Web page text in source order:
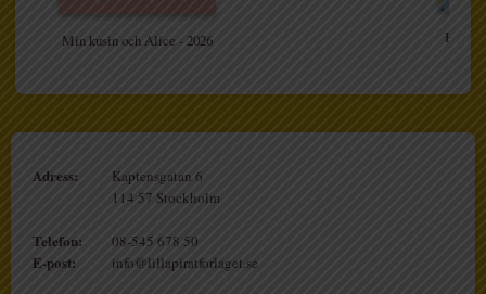
Min kusin och Alice - 2026
Adress:
Kaptensgatan 6
114 57 Stockholm
Telefon: 08-545 678 50
E-post: info@lillapiratforlaget.se